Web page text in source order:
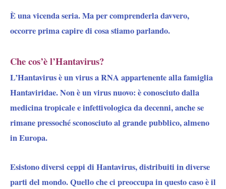
È una vicenda seria. Ma per comprenderla davvero,
occorre prima capire di cosa stiamo parlando.
Che cos’è l’Hantavirus?
L’Hantavirus è un virus a RNA appartenente alla famiglia
Hantaviridae. Non è un virus nuovo: è conosciuto dalla
medicina tropicale e infettivologica da decenni, anche se
rimane pressoché sconosciuto al grande pubblico, almeno
in Europa.
Esistono diversi ceppi di Hantavirus, distribuiti in diverse
parti del mondo. Quello che ci preoccupa in questo caso è il